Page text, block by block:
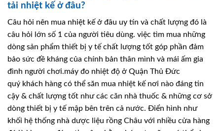
tải nhiệt kế ở đâu?
Câu hỏi nên mua nhiệt kế ở đâu uy tín và chất lượng đó là
câu hỏi lớn số 1 của người tiêu dùng. việc tìm mua những
dòng sản phẩm thiết bị y tế chất lượng tốt góp phần đảm
bảo sức đề kháng của chính bản thân mình và mái ấm gia
đình người chơi.máy đo nhiệt độ ở Quận Thủ Đức
quý khách hàng có thể săn mua nhiệt kế nơi nào đáng tin
cậy & chất lượng tốt như các căn nhà thuốc & những cơ sở
dòng thiết bị y tế mập bên trên cả nước. Điển hình như
khối hệ thống nhà dược liệu rồng Châu với nhiều cửa hàng